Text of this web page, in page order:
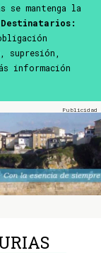
se mantenga la
Destinatarios:
información